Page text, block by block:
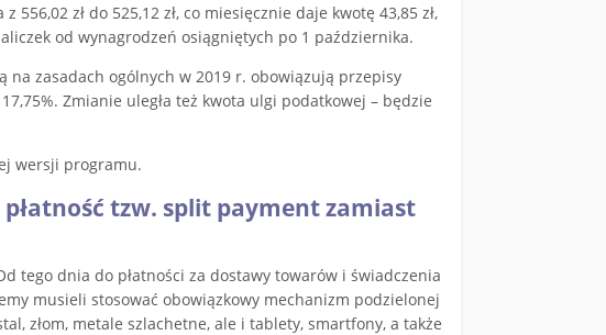
zł do 525,12 zł, co miesięcznie daje kwotę 43,85 zł,
od wynagrodzeń osiągniętych po 1 października.
na zasadach ogólnych w 2019 r. obowiązują przepisy
Zmianie uległa też kwota ulgi podatkowej – będzie
wersji programu.
tzw. split payment zamiast
tego dnia do płatności za dostawy towarów i świadczenia
musieli stosować obowiązkowy mechanizm podzielonej
złom, metale szlachetne, ale i tablety, smartfony, a także